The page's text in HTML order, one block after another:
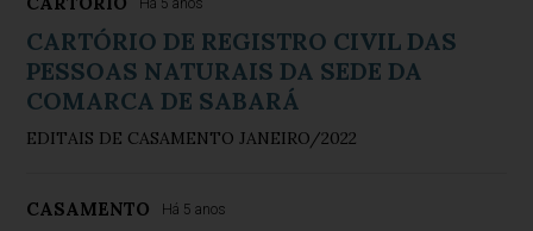
Há 5 anos
CARTÓRIO DE REGISTRO CIVIL DAS
PESSOAS NATURAIS DA SEDE DA
COMARCA DE SABARÁ
EDITAIS DE CASAMENTO JANEIRO/2022
CASAMENTO Há 5 anos